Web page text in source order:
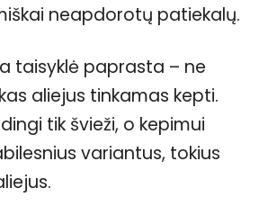
neapdorotų patiekalų.
taisyklė paprasta – ne
aliejus tinkamas kepti.
tik švieži, o kepimui
variantus, tokius